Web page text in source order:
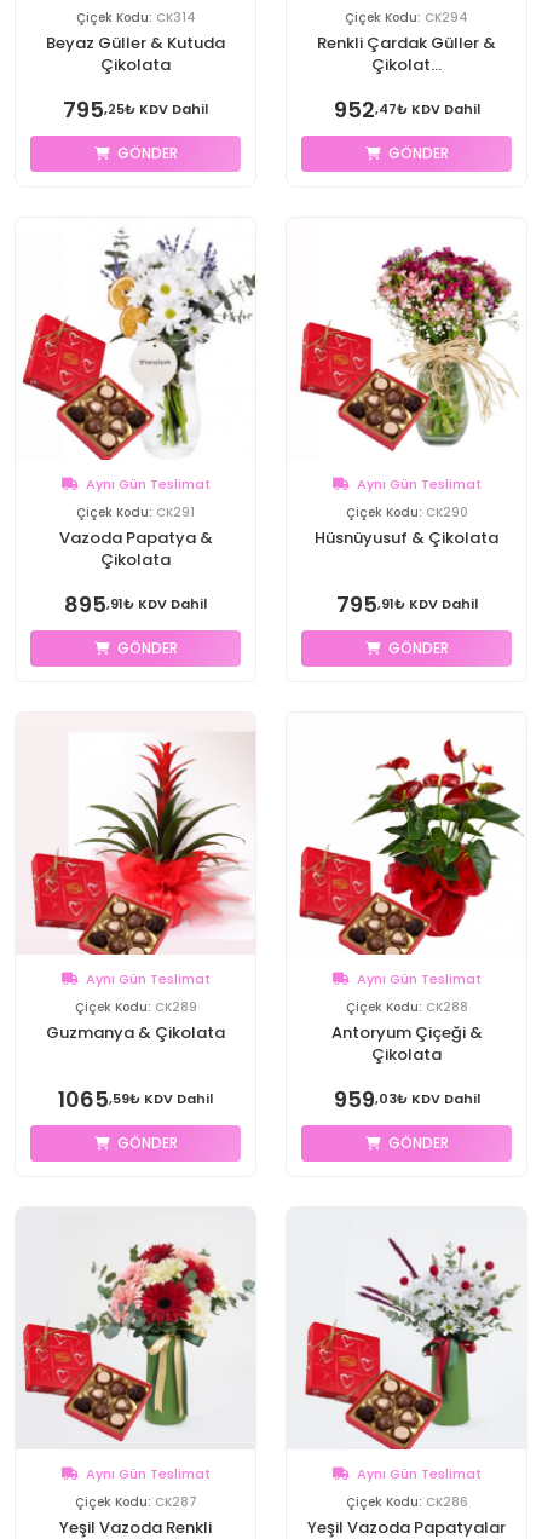
Çiçek Kodu: CK314
Beyaz Güller & Kutuda
Çikolata
795,25₺ KDV Dahil
GÖNDER
Çiçek Kodu: CK294
Renkli Çardak Güller &
Çikolat...
952,47₺ KDV Dahil
GÖNDER
Aynı Gün Teslimat
Çiçek Kodu: CK291
Vazoda Papatya &
Çikolata
895,91₺ KDV Dahil
GÖNDER
Aynı Gün Teslimat
Çiçek Kodu: CK290
Hüsnüyusuf & Çikolata
795,91₺ KDV Dahil
GÖNDER
Aynı Gün Teslimat
Çiçek Kodu: CK289
Guzmanya & Çikolata
1065,59₺ KDV Dahil
GÖNDER
Aynı Gün Teslimat
Çiçek Kodu: CK288
Antoryum Çiçeği &
Çikolata
959,03₺ KDV Dahil
GÖNDER
Aynı Gün Teslimat
Çiçek Kodu: CK287
Yeşil Vazoda Renkli
Aynı Gün Teslimat
Çiçek Kodu: CK286
Yeşil Vazoda Papatyalar